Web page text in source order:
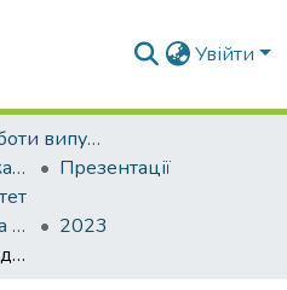
Увійти
Атестаційні роботи випускників
Атестаційні роботи бакалаврів
Презентації
022 Дизайн. Інтер’єр та обладнання
2023
Атестаційна робота студентки Макаренко Анастасіи Валентинівни